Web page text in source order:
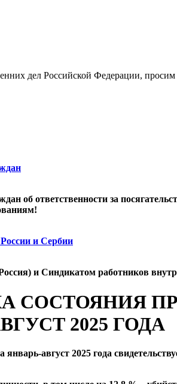
дел Российской Федерации, просим
об ответственности за
и Сербии
и Синдикатом работников
СОСТОЯНИЯ
2025 ГОДА
январь-август 2025 года